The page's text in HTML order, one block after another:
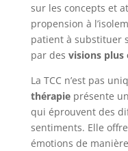
sur les concepts et
propension à
patient à substituer
par des visions plus
La TCC n’est pas
thérapieprésente
qui éprouvent des
sentiments. Elle
émotions de